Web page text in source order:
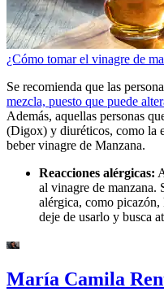
¿Cómo tomar el vinagre de
Se recomienda que las
mezcla, puesto que puede
Además, aquellas personas
(Digox) y diuréticos, como la
beber vinagre de Manzana.
Reacciones alérgicas:
al vinagre de manzana.
alérgica, como
deje de usarlo y busca
María Camila